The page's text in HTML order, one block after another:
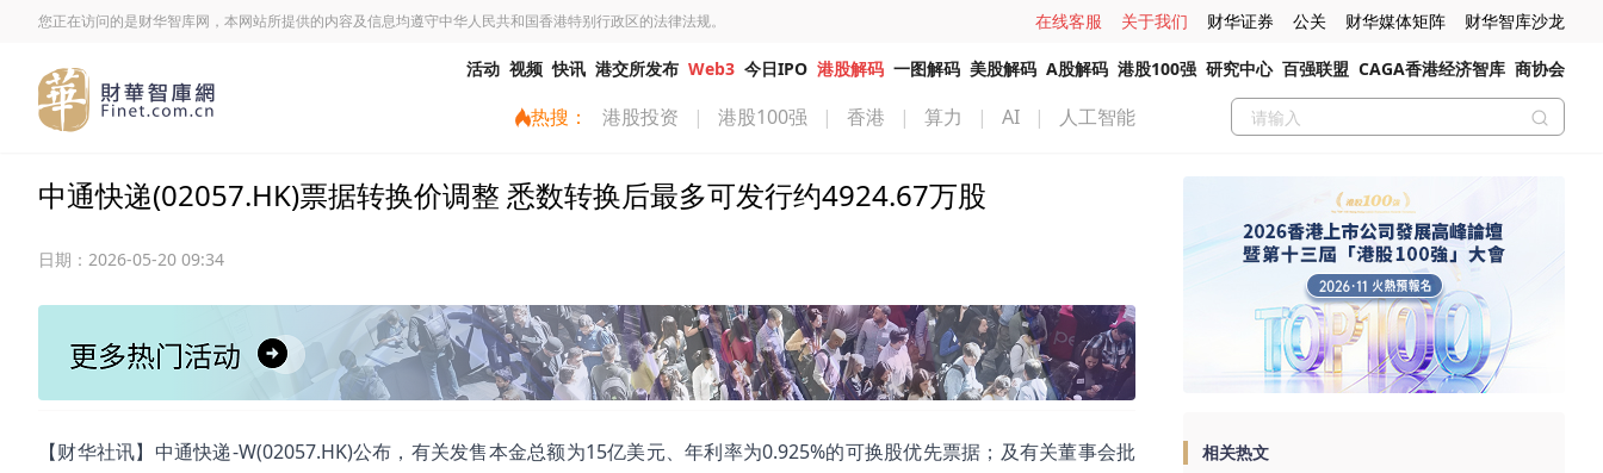
您正在访问的是财华智库网，本网站所提供的内容及信息均遵守中华人民共和国香港特别行政区的法律法规。 在线客服 关于我们 财华证券 公关 财华媒体矩阵 财华智库沙龙
活动 视频 快讯 港交所发布 Web3 今日IPO 港股解码 一图解码 美股解码 A股解码 港股100强 研究中心 百强联盟 CAGA香港经济智库 商协会
热搜： 港股投资 | 港股100强 | 香港 | 算力 | AI | 人工智能
中通快递(02057.HK)票据转换价调整 悉数转换后最多可发行约4924.67万股
日期： 2026-05-20 09:34
【财华社讯】中通快递-W(02057.HK)公布，有关发售本金总额为15亿美元、年利率为0.925%的可换股优先票据；及有关董事会批
相关热文